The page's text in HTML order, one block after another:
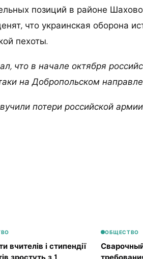
позиций в районе
что украинская оборона
пехоты.
что в начале октября
на Добропольском
потери российской
вчителів і стипендії
ОБЩЕСТВО